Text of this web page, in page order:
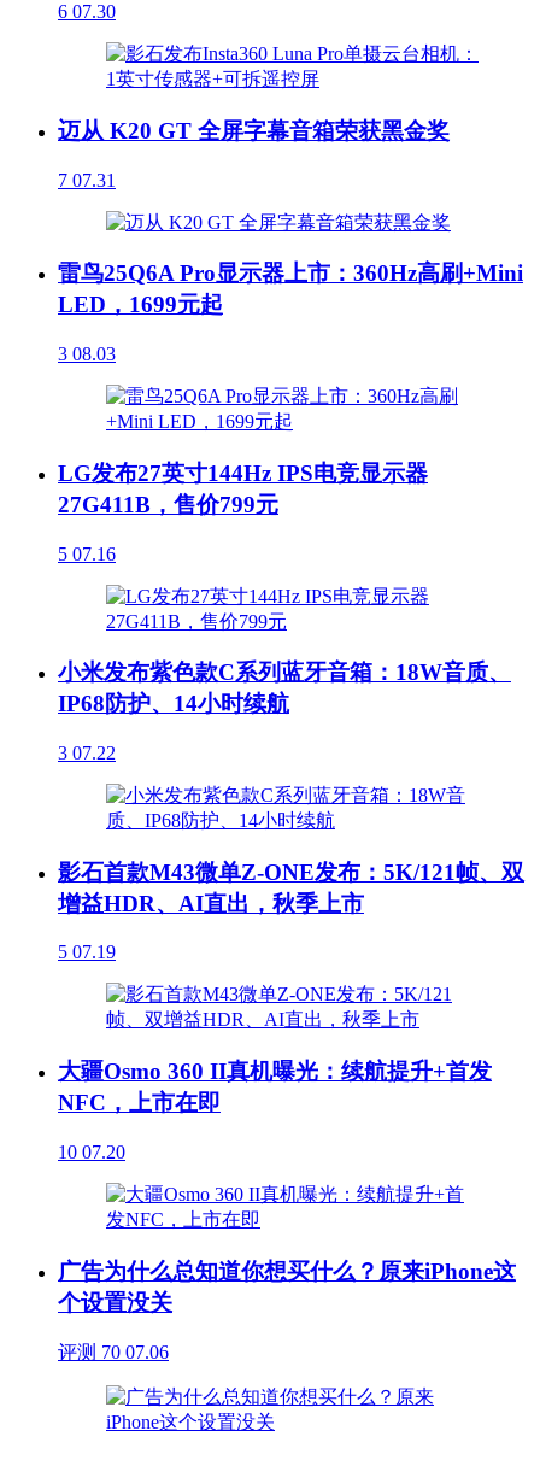
6 07.30
迈从 K20 GT 全屏字幕音箱荣获黑金奖
7 07.31
雷鸟25Q6A Pro显示器上市：360Hz高刷+Mini
LED，1699元起
3 08.03
LG发布27英寸144Hz IPS电竞显示器
27G411B，售价799元
5 07.16
小米发布紫色款C系列蓝牙音箱：18W音质、
IP68防护、14小时续航
3 07.22
影石首款M43微单Z-ONE发布：5K/121帧、双
增益HDR、AI直出，秋季上市
5 07.19
大疆Osmo 360 II真机曝光：续航提升+首发
NFC，上市在即
10 07.20
广告为什么总知道你想买什么？原来iPhone这
个设置没关
评测 70 07.06